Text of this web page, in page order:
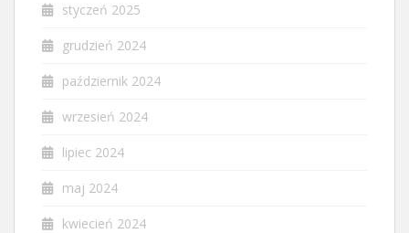
styczeń 2025
grudzień 2024
październik 2024
wrzesień 2024
lipiec 2024
maj 2024
kwiecień 2024